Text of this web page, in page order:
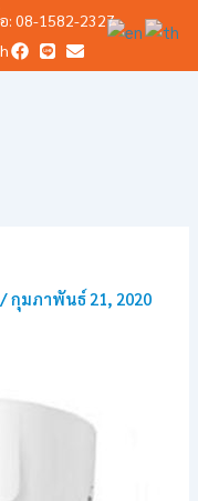
: 08-1582-2327
/กุมภาพันธ์ 21, 2020